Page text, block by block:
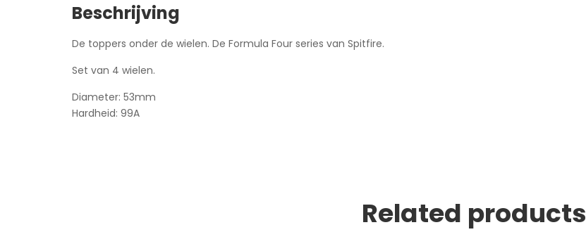
Beschrijving
De toppers onder de wielen. De Formula Four series van Spitfire.
Set van 4 wielen.
Diameter: 53mm
Hardheid: 99A
Related products